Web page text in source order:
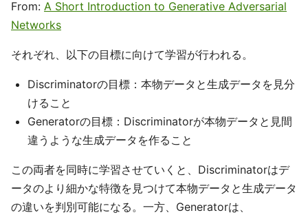
From: A Short Introduction to Generative Adversarial
Networks
それぞれ、以下の目標に向けて学習が行われる。
Discriminatorの目標：本物データと生成データを見分
けること
Generatorの目標：Discriminatorが本物データと見間
違うような生成データを作ること
この両者を同時に学習させていくと、Discriminatorはデ
ータのより細かな特徴を見つけて本物データと生成データ
の違いを判別可能になる。一方、Generatorは、